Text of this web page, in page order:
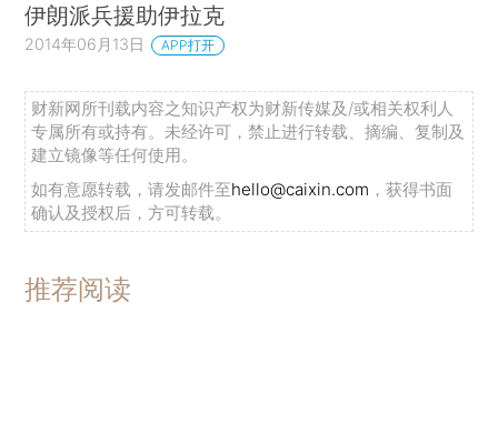
伊朗派兵援助伊拉克
2014年06月13日 APP打开
财新网所刊载内容之知识产权为财新传媒及/或相关权利人
专属所有或持有。未经许可，禁止进行转载、摘编、复制及
建立镜像等任何使用。
如有意愿转载，请发邮件至hello@caixin.com ，获得书面
确认及授权后，方可转载。
推荐阅读